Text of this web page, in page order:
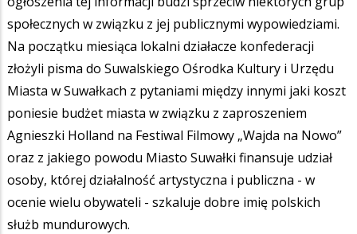
społecznych w związku z jej publicznymi wypowiedziami.
Na początku miesiąca lokalni działacze konfederacji
złożyli pisma do Suwalskiego Ośrodka Kultury i Urzędu
Miasta w Suwałkach z pytaniami między innymi jaki koszt
poniesie budżet miasta w związku z zaproszeniem
Agnieszki Holland na Festiwal Filmowy „Wajda na Nowo”
oraz z jakiego powodu Miasto Suwałki finansuje udział
osoby, której działalność artystyczna i publiczna - w
ocenie wielu obywateli - szkaluje dobre imię polskich
służb mundurowych.